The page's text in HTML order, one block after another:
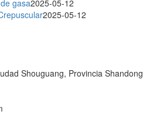
gasa2025-05-12
2025-05-12
Shouguang, Provincia Shandong